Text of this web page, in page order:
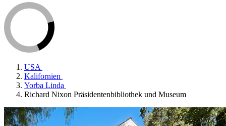
USA
Kalifornien
Yorba Linda
Richard Nixon Präsidentenbibliothek und Museum